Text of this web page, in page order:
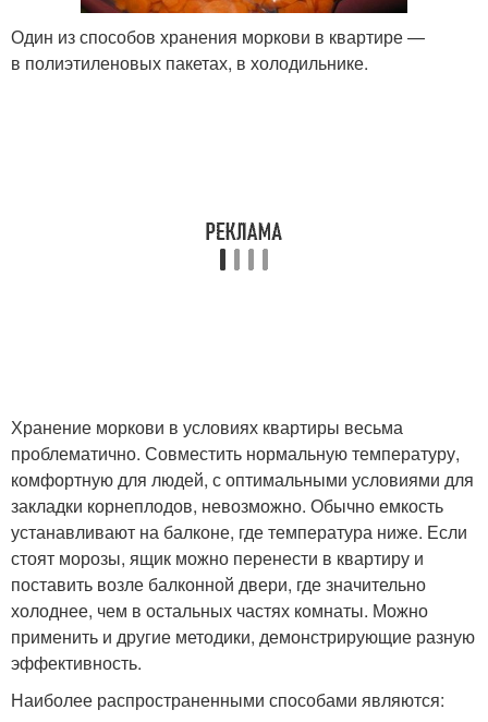
Один из способов хранения моркови в квартире —
в полиэтиленовых пакетах, в холодильнике.
Хранение моркови в условиях квартиры весьма
проблематично. Совместить нормальную температуру,
комфортную для людей, с оптимальными условиями для
закладки корнеплодов, невозможно. Обычно емкость
устанавливают на балконе, где температура ниже. Если
стоят морозы, ящик можно перенести в квартиру и
поставить возле балконной двери, где значительно
холоднее, чем в остальных частях комнаты. Можно
применить и другие методики, демонстрирующие разную
эффективность.
Наиболее распространенными способами являются: